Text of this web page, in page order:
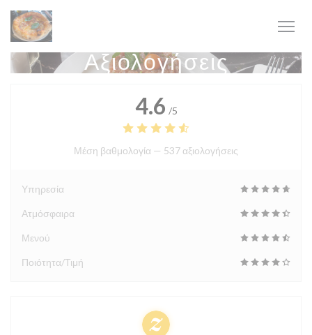
Πίνακας διαχείρισης "Μπισκότων" (Cookies)
Αξιολογήσεις
4.6 /5
Μέση βαθμολογία — 537 αξιολογήσεις
Υπηρεσία
Ατμόσφαιρα
Μενού
Ποιότητα/Τιμή